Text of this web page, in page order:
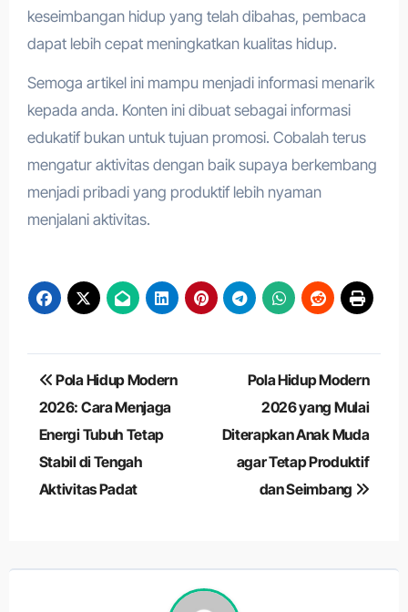
keseimbangan hidup yang telah dibahas, pembaca
dapat lebih cepat meningkatkan kualitas hidup.
Semoga artikel ini mampu menjadi informasi menarik
kepada anda. Konten ini dibuat sebagai informasi
edukatif bukan untuk tujuan promosi. Cobalah terus
mengatur aktivitas dengan baik supaya berkembang
menjadi pribadi yang produktif lebih nyaman
menjalani aktivitas.
Navigasi
pos
Pola Hidup Modern
2026: Cara Menjaga
Energi Tubuh Tetap
Stabil di Tengah
Aktivitas Padat
Pola Hidup Modern
2026 yang Mulai
Diterapkan Anak Muda
agar Tetap Produktif
dan Seimbang